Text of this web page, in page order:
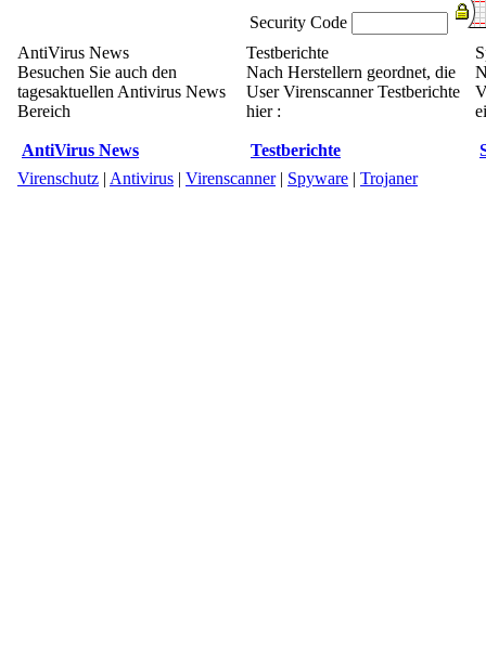
Security Code
AntiVirus News
Besuchen Sie auch den
tagesaktuellen Antivirus News
Bereich
AntiVirus News
Testberichte
Nach Herstellern geordnet, die
User Virenscanner Testberichte
hier :
Testberichte
Virenschutz | Antivirus | Virenscanner| Spyware | Trojaner